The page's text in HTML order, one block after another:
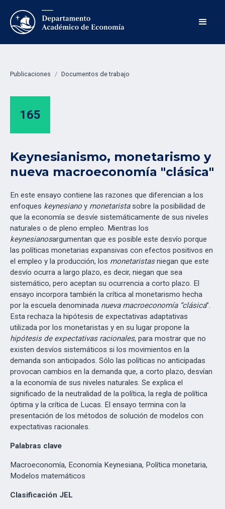
Publicaciones / Documentos de trabajo
165
Keynesianismo, monetarismo y
nueva macroeconomía "clásica"
En este ensayo contiene las razones que diferencian a los
enfoques keynesianoy monetaristasobre la posibilidad de
que la economía se desvíe sistemáticamente de sus niveles
naturales o de pleno empleo. Mientras los
keynesianosargumentan que es posible este desvío porque
las políticas monetarias expansivas con efectos positivos en
el empleo y la producción, los monetaristasniegan que este
desvío ocurra a largo plazo, es decir, niegan que sea
sistemático, pero aceptan su ocurrencia a corto plazo. El
ensayo incorpora también la crítica al monetarismo hecha
por la escuela denominada nueva macroeconomía “clásica”.
Esta rechaza la hipótesis de expectativas adaptativas
utilizada por los monetaristas y en su lugar propone la
hipótesis de expectativas racionales, para mostrar que no
existen desvíos sistemáticos si los movimientos en la
demanda son anticipados. Sólo las políticas no anticipadas
provocan cambios en la demanda que, a corto plazo, desvían
a la economía de sus niveles naturales. Se explica el
significado de la neutralidad de la política, la regla de política
óptima y la crítica de Lucas. El ensayo termina con la
presentación de los métodos de solución de modelos con
expectativas racionales.
Palabras clave
Macroeconomía, Economía Keynesiana, Política monetaria,
Modelos matemáticos
Clasificación JEL